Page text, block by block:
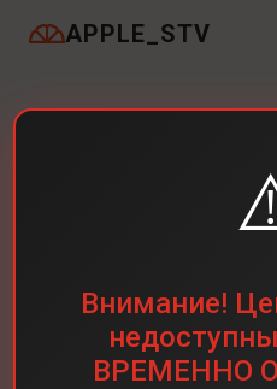
APPLE_STV
Внимание!
ВРЕМЕННО